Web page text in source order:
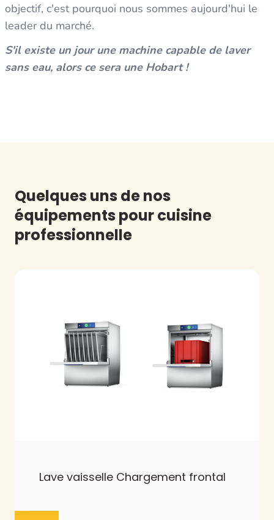
objectif, c'est pourquoi nous sommes aujourd'hui le
leader du marché.
S'il existe un jour une machine capable de laver
sans eau, alors ce sera une Hobart !
Quelques uns de nos
équipements pour cuisine
professionnelle
Lave vaisselle Chargement frontal